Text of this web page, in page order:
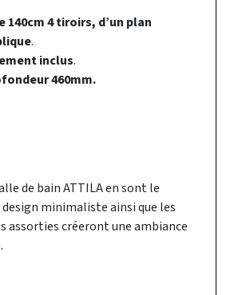
140cm 4 tiroirs, d’un plan
.
inclus.
460mm.
de bain ATTILA en sont le
design minimaliste ainsi que les
assorties créeront une ambiance